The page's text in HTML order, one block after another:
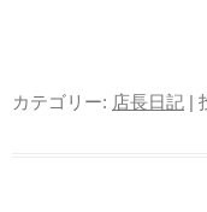
カテゴリー: 店長日記 |